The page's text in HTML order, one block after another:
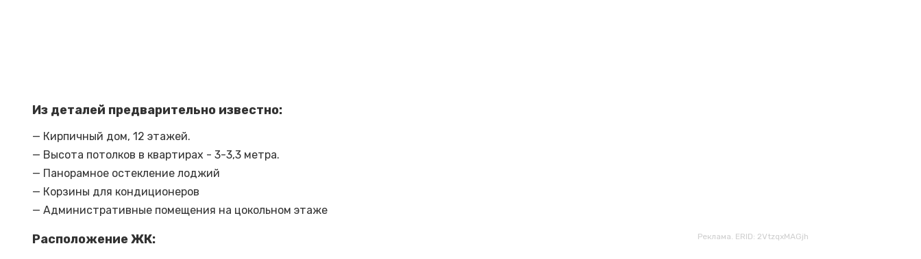
Из деталей предварительно известно:
— Кирпичный дом, 12 этажей.
— Высота потолков в квартирах - 3-3,3 метра.
— Панорамное остекление лоджий
— Корзины для кондиционеров
— Административные помещения на цокольном этаже
Расположение ЖК: Реклама. ERID: 2VtzqxMAGjh